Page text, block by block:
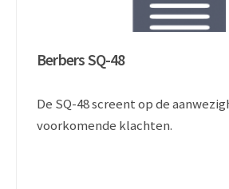
Berbers SQ-48
De SQ-48 screent op de
voorkomende klachten.